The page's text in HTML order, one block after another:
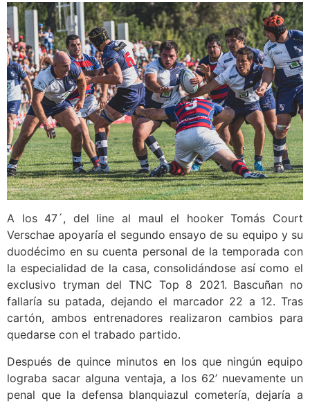
A los 47´, del line al maul el hooker Tomás Court
Verschae apoyaría el segundo ensayo de su equipo y su
duodécimo en su cuenta personal de la temporada con
la especialidad de la casa, consolidándose así como el
exclusivo tryman del TNC Top 8 2021. Bascuñan no
fallaría su patada, dejando el marcador 22 a 12. Tras
cartón, ambos entrenadores realizaron cambios para
quedarse con el trabado partido.
Después de quince minutos en los que ningún equipo
lograba sacar alguna ventaja, a los 62’ nuevamente un
penal que la defensa blanquiazul cometería, dejaría a